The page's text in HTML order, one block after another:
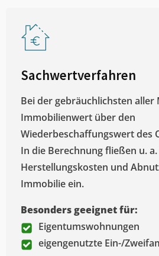
Sachwertverfahren
Bei der gebräuchlichsten
Immobilienwert über den
Wiederbeschaffungswert des
In die Berechnung fließen u.
Herstellungskosten und
Immobilie ein.
Besonders geeignet für:
Eigentumswohnungen
eigengenutzte Ein-/